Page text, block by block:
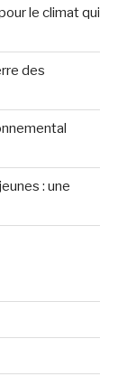
le climat qui
des
: une